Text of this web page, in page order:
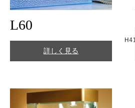
L60
詳しく見る